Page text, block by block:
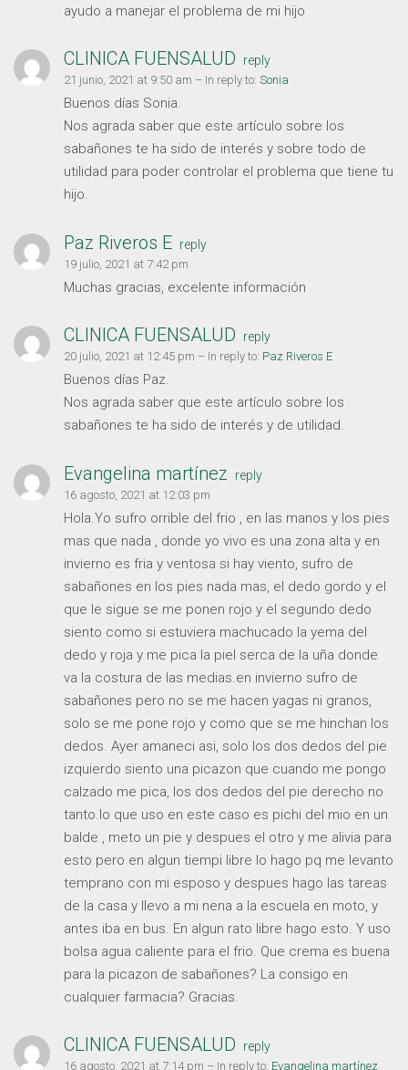
ayudo a manejar el problema de mi hijo
CLINICA FUENSALUD reply
21 junio, 2021 at 9:50 am – In reply to: Sonia
Buenos días Sonia.
Nos agrada saber que este artículo sobre los
sabañones te ha sido de interés y sobre todo de
utilidad para poder controlar el problema que tiene tu
hijo.
Paz Riveros E reply
19 julio, 2021 at 7:42 pm
Muchas gracias, excelente información
CLINICA FUENSALUD reply
20 julio, 2021 at 12:45 pm – In reply to: Paz Riveros E
Buenos días Paz.
Nos agrada saber que este artículo sobre los
sabañones te ha sido de interés y de utilidad.
Evangelina martínez reply
16 agosto, 2021 at 12:03 pm
Hola.Yo sufro orrible del frio , en las manos y los pies
mas que nada , donde yo vivo es una zona alta y en
invierno es fria y ventosa si hay viento, sufro de
sabañones en los pies nada mas, el dedo gordo y el
que le sigue se me ponen rojo y el segundo dedo
siento como si estuviera machucado la yema del
dedo y roja y me pica la piel serca de la uña donde
va la costura de las medias.en invierno sufro de
sabañones pero no se me hacen yagas ni granos,
solo se me pone rojo y como que se me hinchan los
dedos. Ayer amaneci asi, solo los dos dedos del pie
izquierdo siento una picazon que cuando me pongo
calzado me pica, los dos dedos del pie derecho no
tanto.lo que uso en este caso es pichi del mio en un
balde , meto un pie y despues el otro y me alivia para
esto pero en algun tiempi libre lo hago pq me levanto
temprano con mi esposo y despues hago las tareas
de la casa y llevo a mi nena a la escuela en moto, y
antes iba en bus. En algun rato libre hago esto. Y uso
bolsa agua caliente para el frio. Que crema es buena
para la picazon de sabañones? La consigo en
cualquier farmacia? Gracias.
CLINICA FUENSALUD reply
16 agosto, 2021 at 7:14 pm – In reply to: Evangelina martínez